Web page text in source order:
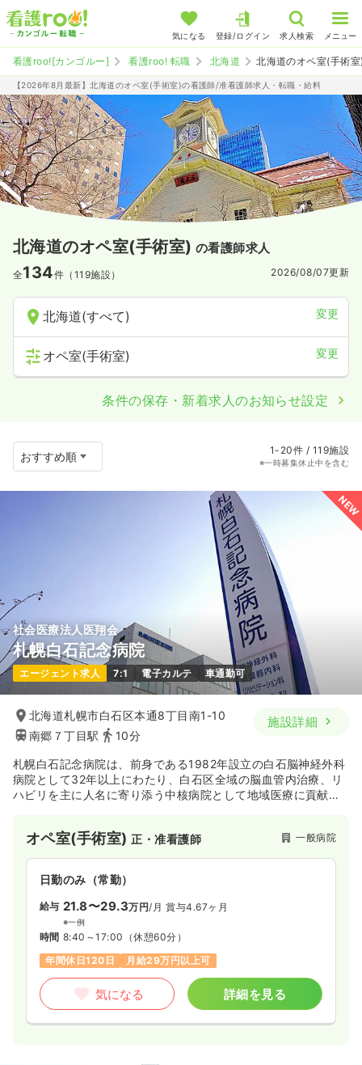
気になる 登録/ログイン 求人検索 メニュー
看護roo![カンゴルー] 看護roo! 転職 北海道 北海道のオペ室(手術
【2026年8月最新】北海道のオペ室(手術室)の看護師/准看護師求人・転職・給料
北海道のオペ室(手術室) の看護師求人
全134件（119施設） 2026/08/07更新
北海道(すべて) 変更
オペ室(手術室) 変更
条件の保存・新着求人のお知らせ設定
1-20件 / 119施設
※一時募集休止中を含む
NEW
社会医療法人医翔会
札幌白石記念病院
エージェント求人 7:1 電子カルテ 車通勤可
北海道札幌市白石区本通8丁目南1-10
南郷７丁目駅
10分
施設詳細
札幌白石記念病院は、前身である1982年設立の白石脳神経外科
病院として32年以上にわたり、白石区全域の脳血管内治療、リ
ハビリを主に人名に寄り添う中核病院として地域医療に貢献し
いう中・長期目標を掲げ、循環器内科に強みをもっています。
オペ室(手術室)正・准看護師 一般病院
日勤のみ（常勤）
給与 21.8〜29.3万円/月 賞与4.67ヶ月
※一例
時間 8:40～17:00 （休憩60分）
年間休日120日
月給29万円以上可
気になる 詳細を見る